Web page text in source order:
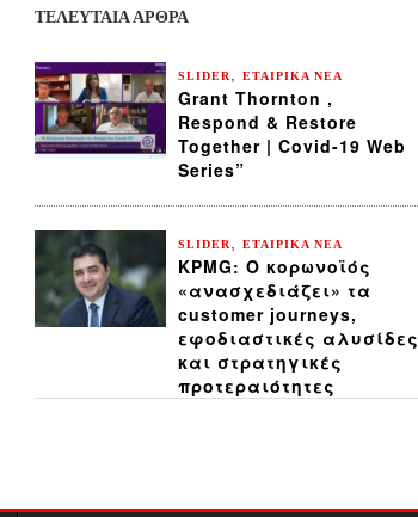
ΤΕΛΕΥΤΑΙΑ ΆΡΘΡΑ
SLIDER ΕΤΑΙΡΙΚΑ ΝΕΑ
Grant Thornton ,
Respond & Restore
Together | Covid-19 Web
Series”
SLIDER ΕΤΑΙΡΙΚΑ ΝΕΑ
KPMG: Ο κορωνοϊός
«ανασχεδιάζει» τα
customer journeys,
εφοδιαστικές αλυσίδες
και στρατηγικές
προτεραιότητες